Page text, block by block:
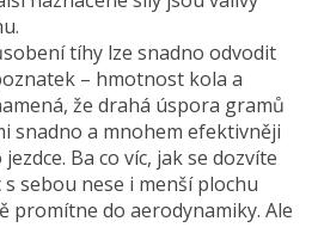
tíhy lze snadno odvodit
– hmotnost kola a
že drahá úspora gramů
snadno a mnohem efektivněji
Ba co víc, jak se dozvíte
sebou nese i menší plochu
promítne do aerodynamiky. Ale